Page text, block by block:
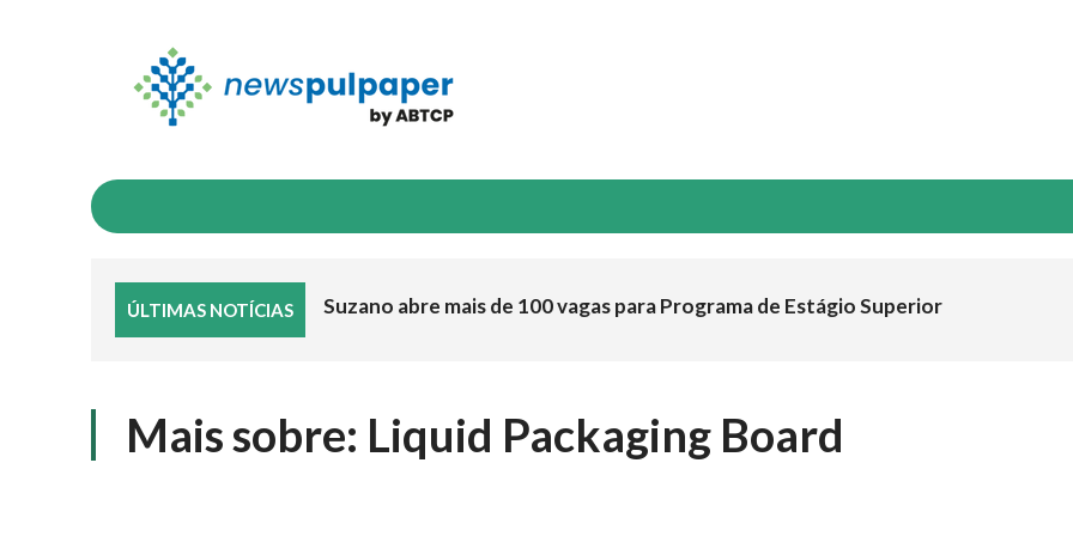
ÚLTIMAS NOTÍCIAS Suzano abre mais de 100 vagas para Programa de Estágio Superior
Mais sobre: Liquid Packaging Board